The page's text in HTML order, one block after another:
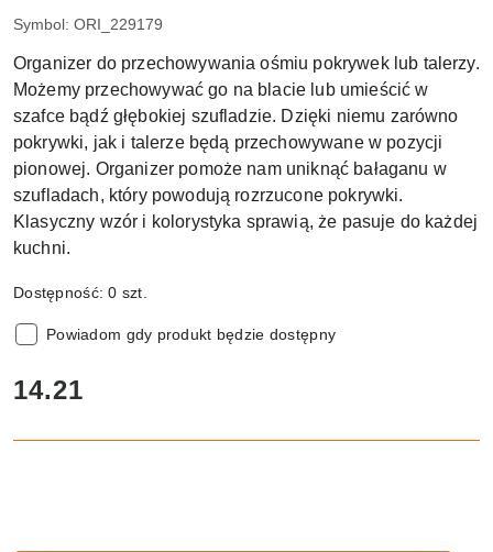
Symbol: ORI_229179
Organizer do przechowywania ośmiu pokrywek lub talerzy.
Możemy przechowywać go na blacie lub umieścić w
szafce bądź głębokiej szufladzie. Dzięki niemu zarówno
pokrywki, jak i talerze będą przechowywane w pozycji
pionowej. Organizer pomoże nam uniknąć bałaganu w
szufladach, który powodują rozrzucone pokrywki.
Klasyczny wzór i kolorystyka sprawią, że pasuje do każdej
kuchni.
Dostępność:0 szt.
Powiadom gdy produkt będzie dostępny
cena:
14.21